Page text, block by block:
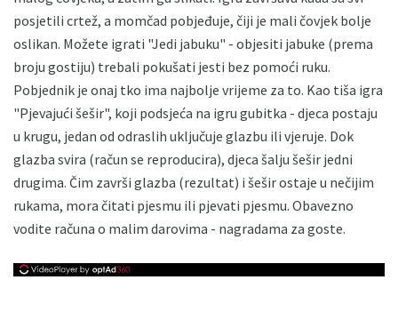
posjetili crtež, a momčad pobjeđuje, čiji je mali čovjek bolje
oslikan. Možete igrati "Jedi jabuku" - objesiti jabuke (prema
broju gostiju) trebali pokušati jesti bez pomoći ruku.
Pobjednik je onaj tko ima najbolje vrijeme za to. Kao tiša igra
"Pjevajući šešir", koji podsjeća na igru ​​gubitka - djeca postaju
u krugu, jedan od odraslih uključuje glazbu ili vjeruje. Dok
glazba svira (račun se reproducira), djeca šalju šešir jedni
drugima. Čim završi glazba (rezultat) i šešir ostaje u nečijim
rukama, mora čitati pjesmu ili pjevati pjesmu. Obavezno
vodite računa o malim darovima - nagradama za goste.